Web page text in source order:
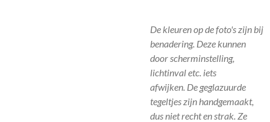
De kleuren op de foto's zijn bij
benadering. Deze kunnen
door scherminstelling,
lichtinval etc. iets
afwijken. De geglazuurde
tegeltjes zijn handgemaakt,
dus niet recht en strak. Ze